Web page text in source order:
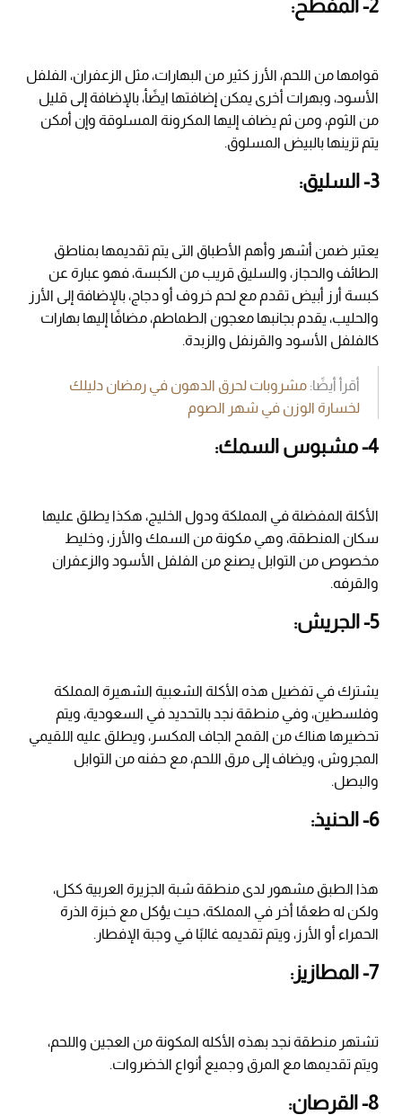
2- المفطح:
قوامها من اللحم، الأرز كثير من البهارات، مثل الزعفران، الفلفل
الأسود، وبهرات أخرى يمكن إضافتها ايضًأ، بالإضافة إلى قليل
من الثوم، ومن ثم يضاف إليها المكرونة المسلوقة وإن أمكن
يتم تزينها بالبيض المسلوق.
3- السليق:
يعتبر ضمن أشهر وأهم الأطباق التى يتم تقديمها بمناطق
الطائف والحجاز، والسليق قريب من الكبسة، فهو عبارة عن
كبسة أرز أبيض تقدم مع لحم خروف أو دجاج، بالإضافة إلى الأرز
والحليب، يقدم بجانبها معجون الطماطم، مضافًا إليها بهارات
كالفلفل الأسود والقرنفل والزبدة.
أقرأ أيضًا: مشروبات لحرق الدهون في رمضان دليلك
لخسارة الوزن في شهر الصوم
4- مشبوس السمك:
الأكلة المفضلة في المملكة ودول الخليج، هكذا يطلق عليها
سكان المنطقة، وهي مكونة من السمك والأرز، وخليط
مخصوص من التوابل يصنع من الفلفل الأسود والزعفران
والقرفه.
5- الجريش:
يشترك في تفضيل هذه الأكلة الشعبية الشهيرة المملكة
وفلسطين، وفي منطقة نجد بالتحديد في السعودية، ويتم
تحضيرها هناك من القمح الجاف المكسر، ويطلق عليه اللقيمي
المجروش، ويضاف إلى مرق اللحم، مع حفنه من التوابل
والبصل.
6- الحنيذ:
هذا الطبق مشهور لدى منطقة شبة الجزيرة العربية ككل،
ولكن له طعمًا أخر في المملكة، حيث يؤكل مع خبزة الذرة
الحمراء أو الأرز، ويتم تقديمه غالبًا في وجبة الإفطار.
7- المطازيز:
تشتهر منطقة نجد بهذه الأكله المكونة من العجين واللحم،
ويتم تقديمها مع المرق وجميع أنواع الخضروات.
8- القرصان: